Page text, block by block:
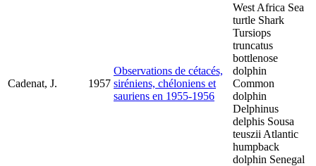
Cadenat, J. 1957
Observations de cétacés,
siréniens, chéloniens et
sauriens en 1955-1956
West Africa Sea
turtle Shark
Tursiops
truncatus
bottlenose
dolphin
Common
dolphin
Delphinus
delphis Sousa
teuszii Atlantic
humpback
dolphin Senegal